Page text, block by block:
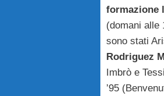
formazione
(domani alle
sono stati
Rodriguez
Imbrò e
’95